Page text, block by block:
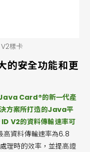
樣卡
的安全功能和更
Card®的新一代產
方案所打造的Java平
V2的資料傳輸速率可
高資料傳輸速率為6.8
理時的效率，並提高證